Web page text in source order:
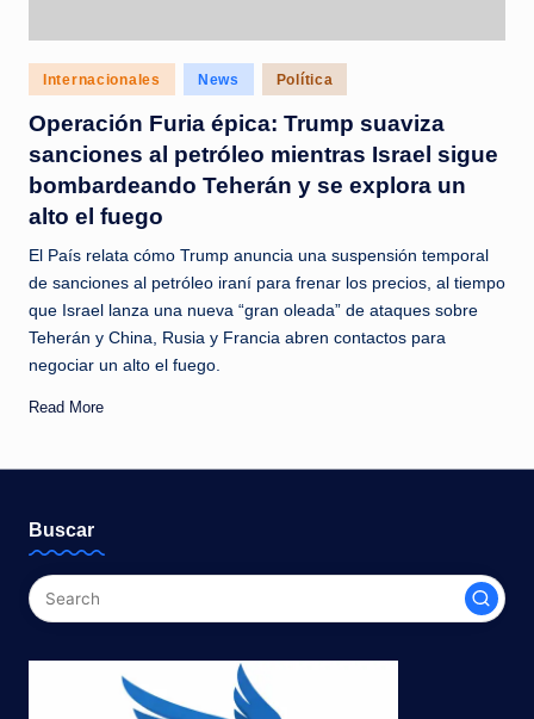
Posted
in
Internacionales News Política
Operación Furia épica: Trump suaviza
sanciones al petróleo mientras Israel sigue
bombardeando Teherán y se explora un
alto el fuego
El País relata cómo Trump anuncia una suspensión temporal
de sanciones al petróleo iraní para frenar los precios, al tiempo
que Israel lanza una nueva “gran oleada” de ataques sobre
Teherán y China, Rusia y Francia abren contactos para
negociar un alto el fuego.
Read More
Buscar